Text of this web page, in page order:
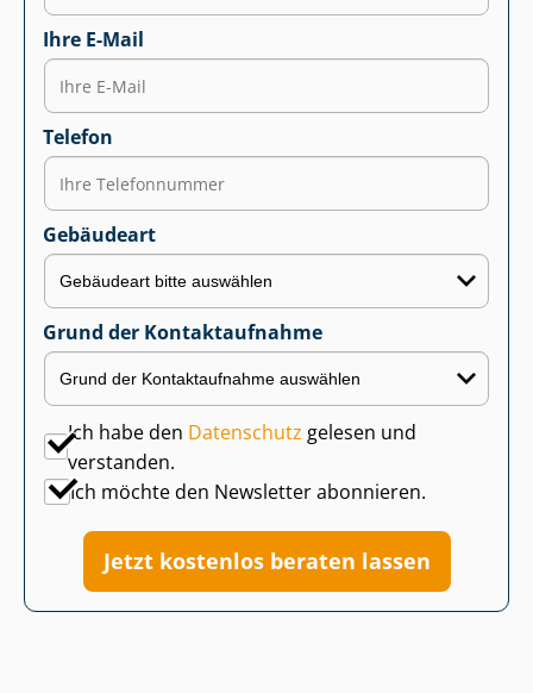
Ihre E-Mail
Telefon
Gebäudeart
Grund der Kontaktaufnahme
Ich habe den Datenschutz gelesen und
verstanden.
Ich möchte den Newsletter abonnieren.
Jetzt kostenlos beraten lassen